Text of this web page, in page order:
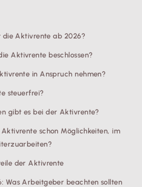
die Aktivrente ab 2026?
Aktivrente beschlossen?
in Anspruch nehmen?
steuerfrei?
gibt es bei der Aktivrente?
schon Möglichkeiten, im
der Aktivrente
Was Arbeitgeber beachten sollten